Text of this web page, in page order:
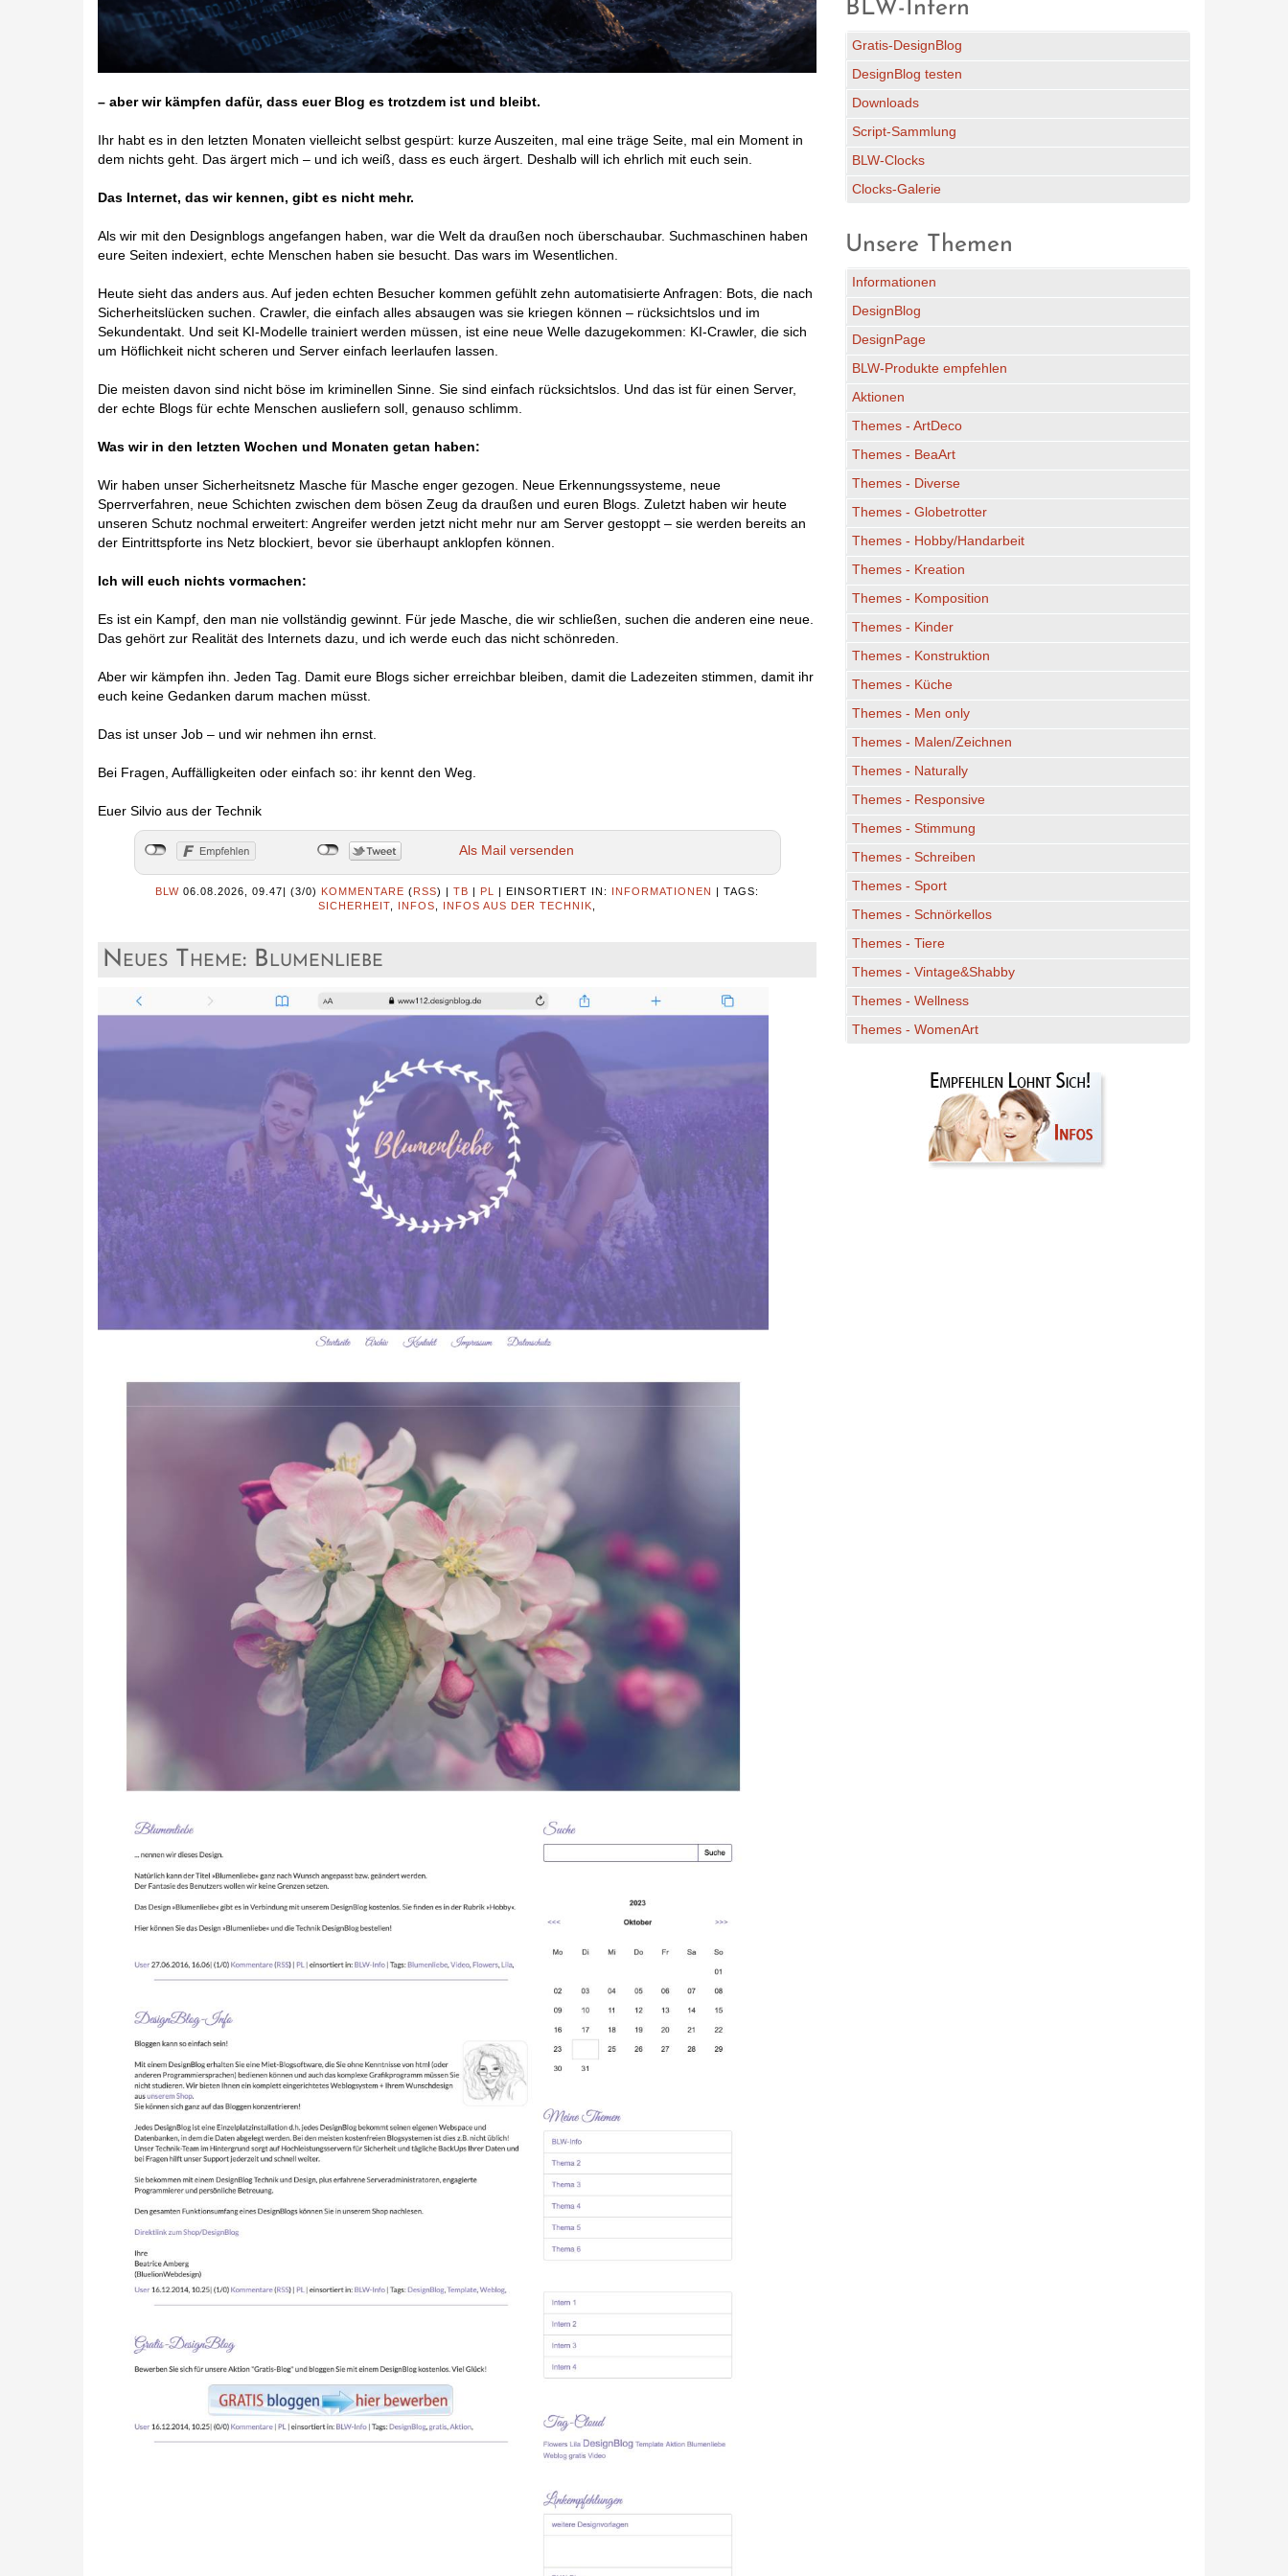
– aber wir kämpfen dafür, dass euer Blog es trotzdem ist und bleibt.
Ihr habt es in den letzten Monaten vielleicht selbst gespürt: kurze Auszeiten, mal eine träge Seite, mal ein Moment in
dem nichts geht. Das ärgert mich – und ich weiß, dass es euch ärgert. Deshalb will ich ehrlich mit euch sein.
Das Internet, das wir kennen, gibt es nicht mehr.
Als wir mit den Designblogs angefangen haben, war die Welt da draußen noch überschaubar. Suchmaschinen haben
eure Seiten indexiert, echte Menschen haben sie besucht. Das wars im Wesentlichen.
Heute sieht das anders aus. Auf jeden echten Besucher kommen gefühlt zehn automatisierte Anfragen: Bots, die nach
Sicherheitslücken suchen. Crawler, die einfach alles absaugen was sie kriegen können – rücksichtslos und im
Sekundentakt. Und seit KI-Modelle trainiert werden müssen, ist eine neue Welle dazugekommen: KI-Crawler, die sich
um Höflichkeit nicht scheren und Server einfach leerlaufen lassen.
Die meisten davon sind nicht böse im kriminellen Sinne. Sie sind einfach rücksichtslos. Und das ist für einen Server,
der echte Blogs für echte Menschen ausliefern soll, genauso schlimm.
Was wir in den letzten Wochen und Monaten getan haben:
Wir haben unser Sicherheitsnetz Masche für Masche enger gezogen. Neue Erkennungssysteme, neue
Sperrverfahren, neue Schichten zwischen dem bösen Zeug da draußen und euren Blogs. Zuletzt haben wir heute
unseren Schutz nochmal erweitert: Angreifer werden jetzt nicht mehr nur am Server gestoppt – sie werden bereits an
der Eintrittspforte ins Netz blockiert, bevor sie überhaupt anklopfen können.
Ich will euch nichts vormachen:
Es ist ein Kampf, den man nie vollständig gewinnt. Für jede Masche, die wir schließen, suchen die anderen eine neue.
Das gehört zur Realität des Internets dazu, und ich werde euch das nicht schönreden.
Aber wir kämpfen ihn. Jeden Tag. Damit eure Blogs sicher erreichbar bleiben, damit die Ladezeiten stimmen, damit ihr
euch keine Gedanken darum machen müsst.
Das ist unser Job – und wir nehmen ihn ernst.
Bei Fragen, Auffälligkeiten oder einfach so: ihr kennt den Weg.
Euer Silvio aus der Technik
Als Mail versenden
BLW 06.08.2026, 09.47| (3/0) KOMMENTARE (RSS) | TB | PL | EINSORTIERT IN: INFORMATIONEN | TAGS:
SICHERHEIT
INFOS INFOS AUS DER TECHNIK
Neues Theme: Blumenliebe
BLW-Intern
Gratis-DesignBlog
DesignBlog testen
Downloads
Script-Sammlung
BLW-Clocks
Clocks-Galerie
Unsere Themen
Informationen
DesignBlog
DesignPage
BLW-Produkte empfehlen
Aktionen
Themes - ArtDeco
Themes - BeaArt
Themes - Diverse
Themes - Globetrotter
Themes - Hobby/Handarbeit
Themes - Kreation
Themes - Komposition
Themes - Kinder
Themes - Konstruktion
Themes - Küche
Themes - Men only
Themes - Malen/Zeichnen
Themes - Naturally
Themes - Responsive
Themes - Stimmung
Themes - Schreiben
Themes - Sport
Themes - Schnörkellos
Themes - Tiere
Themes - Vintage&Shabby
Themes - Wellness
Themes - WomenArt